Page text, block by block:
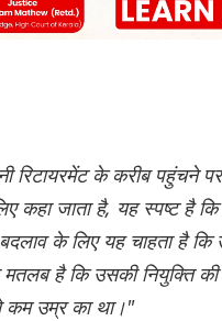
रिटायरमेंट के करीब पहुंचने पर
कहा जाता है, यह स्पष्ट है
बदलाव के लिए यह चाहता है
मतलब है कि उसकी नियुक्ति
कम उम्र का था।"